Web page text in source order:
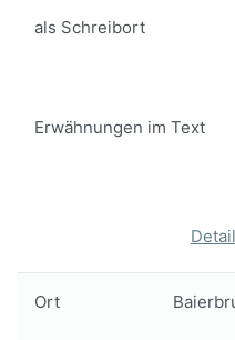
als Schreibort
Erwähnungen im Text
Ort